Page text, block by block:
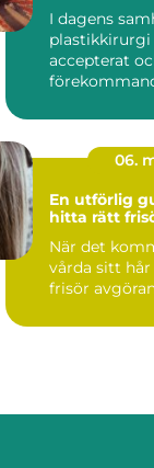
I dagens
accepterat
06.
En utförlig
hitta rätt
När det
vårda sitt
frisör